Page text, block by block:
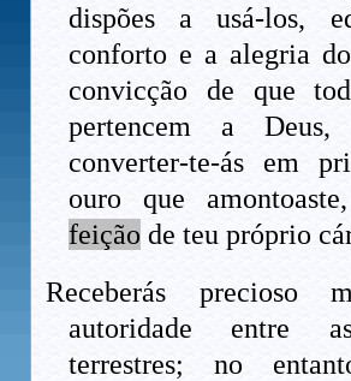
dispões a usá-los,
conforto e a alegria
convicção de que
pertencem a
converter-te-ás em
ouro que
feição de teu próprio
Receberás precioso
autoridade entre
terrestres; no